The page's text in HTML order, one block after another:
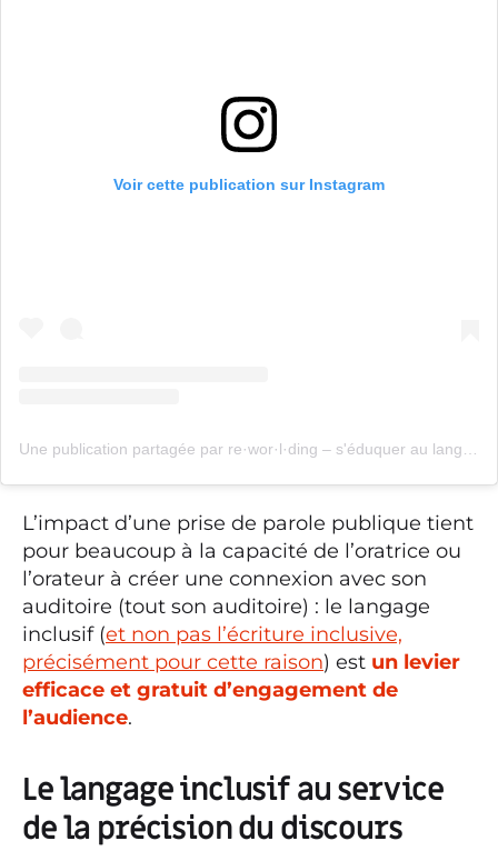
Voir cette publication sur Instagram
Une publication partagée par re·wor·l·ding – s'éduquer au langage inclusif (@reworldingfr)
L’impact d’une prise de parole publique tient
pour beaucoup à la capacité de l’oratrice ou
l’orateur à créer une connexion avec son
auditoire (tout son auditoire) : le langage
inclusif (et non pas l’écriture inclusive,
précisément pour cette raison) est un levier
efficace et gratuit d’engagement de
l’audience.
Le langage inclusif au service
de la précision du discours